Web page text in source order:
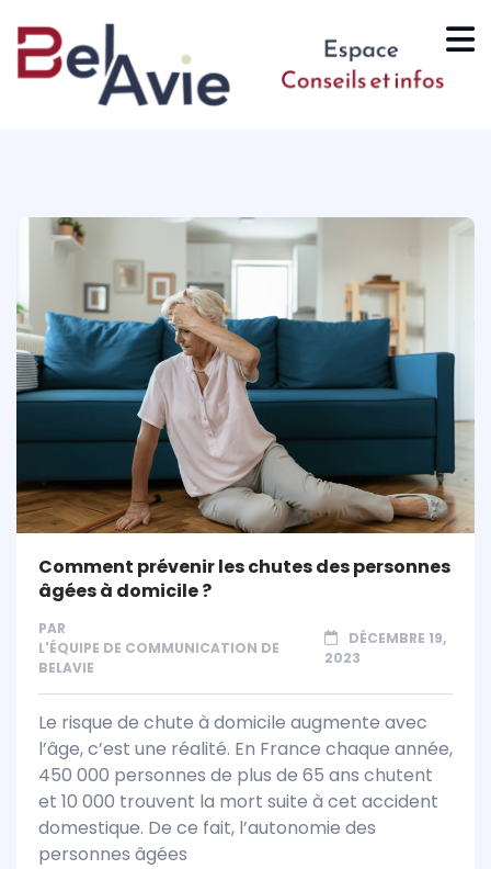
Comment prévenir les chutes des personnes
âgées à domicile ?
PAR
L'ÉQUIPE DE COMMUNICATION DE
BELAVIE
DÉCEMBRE 19,
2023
Le risque de chute à domicile augmente avec
l’âge, c’est une réalité. En France chaque année,
450 000 personnes de plus de 65 ans chutent
et 10 000 trouvent la mort suite à cet accident
domestique. De ce fait, l’autonomie des
personnes âgées